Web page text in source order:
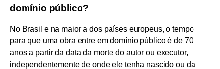
domínio público?
No Brasil e na maioria dos países europeus, o tempo
para que uma obra entre em domínio público é de 70
anos a partir da data da morte do autor ou executor,
independentemente de onde ele tenha nascido ou da